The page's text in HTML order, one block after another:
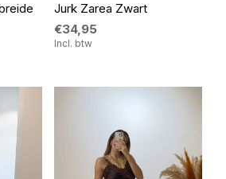
Jurk Zarea Zwart
€34,95
Incl. btw